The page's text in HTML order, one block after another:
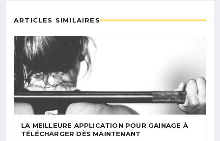
ARTICLES SIMILAIRES
LA MEILLEURE APPLICATION POUR GAINAGE À
TÉLÉCHARGER DÈS MAINTENANT